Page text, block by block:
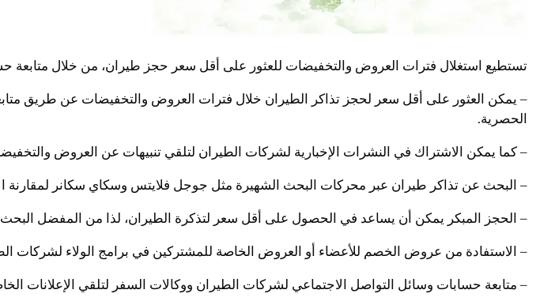
تستطيع استغلال فترات العروض والتخفيضات للعثور على أقل سعر حجز طيران، من خلال متابعة
– يمكن العثور على أقل سعر لحجز تذاكر الطيران خلال فترات العروض والتخفيضات عن طريق
الحصرية.
– كما يمكن الاشتراك في النشرات الإخبارية لشركات الطيران لتلقي تنبيهات عن العروض
– البحث عن تذاكر طيران عبر محركات البحث الشهيرة مثل جوجل فلايتس وسكاي سكانر لمقارنة
– الحجز المبكر يمكن أن يساعد في الحصول على أقل سعر لتذكرة الطيران، لذا من المفضل
– الاستفادة من عروض الخصم للأعضاء أو العروض الخاصة للمشتركين في برامج الولاء لشركات
– متابعة حسابات وسائل التواصل الاجتماعي لشركات الطيران ووكالات السفر لتلقي الإعلانات